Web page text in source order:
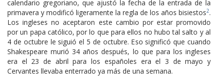
calendario gregoriano, que ajustó la fecha de la entrada de la
primavera y modificó ligeramente la regla de los años bisiestos2.
Los ingleses no aceptaron este cambio por estar promovido
por un papa católico, por lo que para ellos no hubo tal salto y al
4 de octubre le siguió el 5 de octubre. Eso significó que cuando
Shakespeare murió 34 años después, lo que para los ingleses
era el 23 de abril para los españoles era el 3 de mayo y
Cervantes llevaba enterrado ya más de una semana.